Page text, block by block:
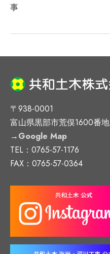
事
〒938-0001
富山県黒部市荒俣1600番地
→Google Map
TEL：0765-57-1176
FAX：0765-57-0364